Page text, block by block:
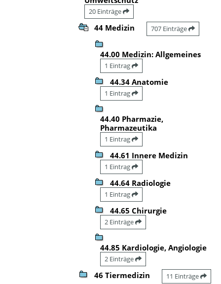
20 Einträge
44 Medizin 707 Einträge
44.00 Medizin: Allgemeines
1 Eintrag
44.34 Anatomie
1 Eintrag
44.40 Pharmazie,
Pharmazeutika
1 Eintrag
44.61 Innere Medizin
1 Eintrag
44.64 Radiologie
1 Eintrag
44.65 Chirurgie
2 Einträge
44.85 Kardiologie, Angiologie
2 Einträge
46 Tiermedizin 11 Einträge